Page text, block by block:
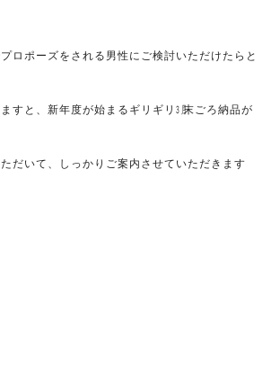
ロポーズをされる男性にご検討いただけたらと
すと、新年度が始まるギリギリ㋂末ごろ納品が
だいて、しっかりご案内させていただきます